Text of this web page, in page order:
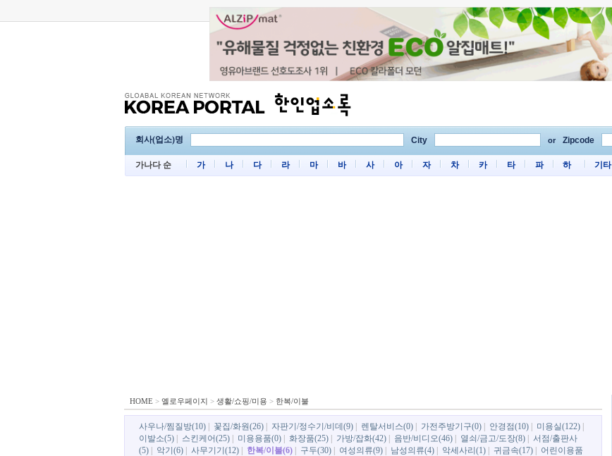
회사(업소)명 City or Zipcode
가나다 순 가 나 다 라 마 바 사 아 자 차 카 타 파 하 기타
HOME > 옐로우페이지 > 생활/쇼핑/미용 > 한복/이불
사우나/찜질방(10) 꽃집/화원(26) 자판기/정수기/비데(9) 렌탈서비스(0) 가전주방기구(0) 안경점(10) 미용실(122)
이발소(5)
스킨케어(25) 미용용품(0) 화장품(25) 가방/잡화(42) 음반/비디오(46) 열쇠/금고/도장(8)
서점/출판사
(5)
악기(6) 사무기기(12) 한복/이불(6) 구두(30) 여성의류(9) 남성의류(4) 악세사리(1) 귀금속(17)
어린이용품